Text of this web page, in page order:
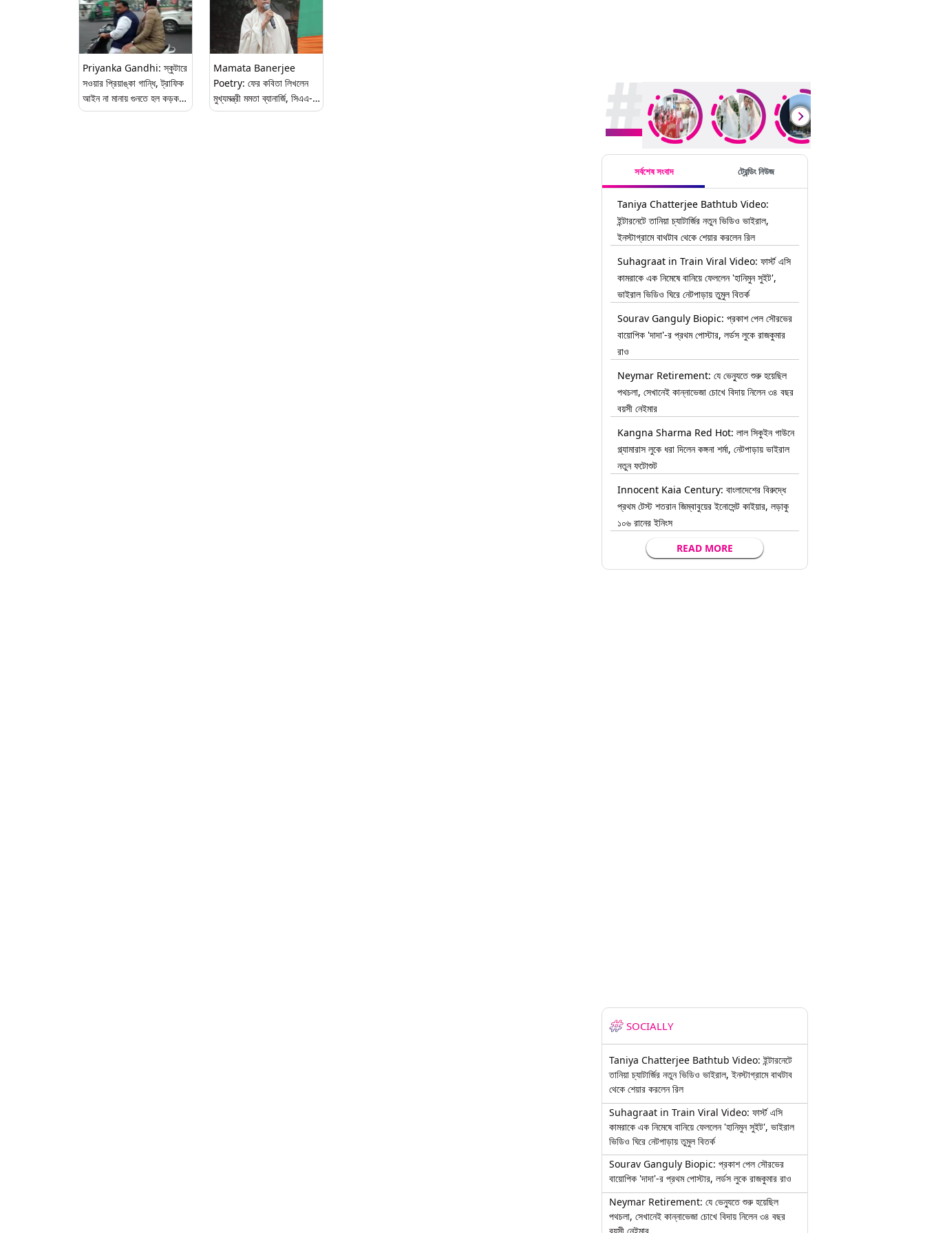
Priyanka Gandhi: স্কুটারে
সওয়ার প্রিয়াঙ্কা গান্ধি, ট্রাফিক
আইন না মানায় গুনতে হল কড়কড়ে
৬,১০০ টাকা!
Mamata Banerjee
Poetry: ফের কবিতা লিখলেন
মুখ্যমন্ত্রী মমতা ব্যানার্জি, সিএএ-
এনআরসির বিরুদ্ধে নতুন প্রতিবাদী
সর্বশেষ সংবাদ ট্রেন্ডিং নিউজ
Taniya Chatterjee Bathtub Video:
ইন্টারনেটে তানিয়া চ্যাটার্জির নতুন ভিডিও ভাইরাল,
ইনস্টাগ্রামে বাথটাব থেকে শেয়ার করলেন রিল
Suhagraat in Train Viral Video: ফার্স্ট এসি
কামরাকে এক নিমেষে বানিয়ে ফেললেন 'হানিমুন সুইট',
ভাইরাল ভিডিও ঘিরে নেটপাড়ায় তুমুল বিতর্ক
Sourav Ganguly Biopic: প্রকাশ পেল সৌরভের
বায়োপিক 'দাদা'-র প্রথম পোস্টার, লর্ডস লুকে রাজকুমার
রাও
Neymar Retirement: যে ভেন্যুতে শুরু হয়েছিল
পথচলা, সেখানেই কান্নাভেজা চোখে বিদায় নিলেন ৩৪ বছর
বয়সী নেইমার
Kangna Sharma Red Hot: লাল সিকুইন গাউনে
গ্ল্যামারাস লুকে ধরা দিলেন কঙ্গনা শর্মা, নেটপাড়ায় ভাইরাল
নতুন ফটোশুট
Innocent Kaia Century: বাংলাদেশের বিরুদ্ধে
প্রথম টেস্ট শতরান জিম্বাবুয়ের ইনোসেন্ট কাইয়ার, লড়াকু
১০৬ রানের ইনিংস
READ MORE
SOCIALLY
Taniya Chatterjee Bathtub Video: ইন্টারনেটে
তানিয়া চ্যাটার্জির নতুন ভিডিও ভাইরাল, ইনস্টাগ্রামে বাথটাব
থেকে শেয়ার করলেন রিল
Suhagraat in Train Viral Video: ফার্স্ট এসি
কামরাকে এক নিমেষে বানিয়ে ফেললেন 'হানিমুন সুইট', ভাইরাল
ভিডিও ঘিরে নেটপাড়ায় তুমুল বিতর্ক
Sourav Ganguly Biopic: প্রকাশ পেল সৌরভের
বায়োপিক 'দাদা'-র প্রথম পোস্টার, লর্ডস লুকে রাজকুমার রাও
Neymar Retirement: যে ভেন্যুতে শুরু হয়েছিল
পথচলা, সেখানেই কান্নাভেজা চোখে বিদায় নিলেন ৩৪ বছর
বয়সী নেইমার